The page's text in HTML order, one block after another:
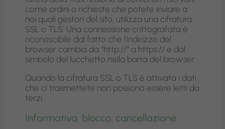
come ordini o richieste che potete inviare a
noi quali gestori del sito, utilizza una cifratura
SSL o TLS. Una connessione crittografata è
riconoscibile dal fatto che l’indirizzo del
browser cambia da “http://” a https:// e dal
simbolo del lucchetto nella barra del browser.
Quando la cifratura SSL o TLS è attivata i dati
che ci trasmettete non possono essere letti da
terzi.
Informativa, blocco, cancellazione